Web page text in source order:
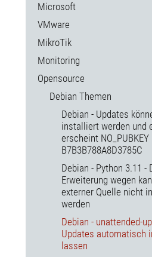
Microsoft
VMware
MikroTik
Monitoring
Opensource
Debian Themen
Debian - Updates
installiert werden und
erscheint NO_PUBKEY
B7B3B788A8D3785C
Debian - Python 3.11 -
Erweiterung wegen
externer Quelle nicht
werden
Debian - unattended-
Updates automatisch
lassen